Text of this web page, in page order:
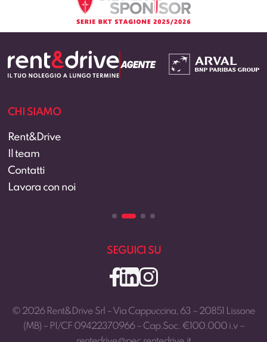
CHI SIAMO
Rent&Drive
Il team
Contatti
Lavora con noi
SEGUICI SU
© 2026 Rent&Drive Srl – Via Cappuccina, 63 – 20851 Lissone
(MB) – PI/CF 09422370966 – Cap.Soc. €100.000 i.v –